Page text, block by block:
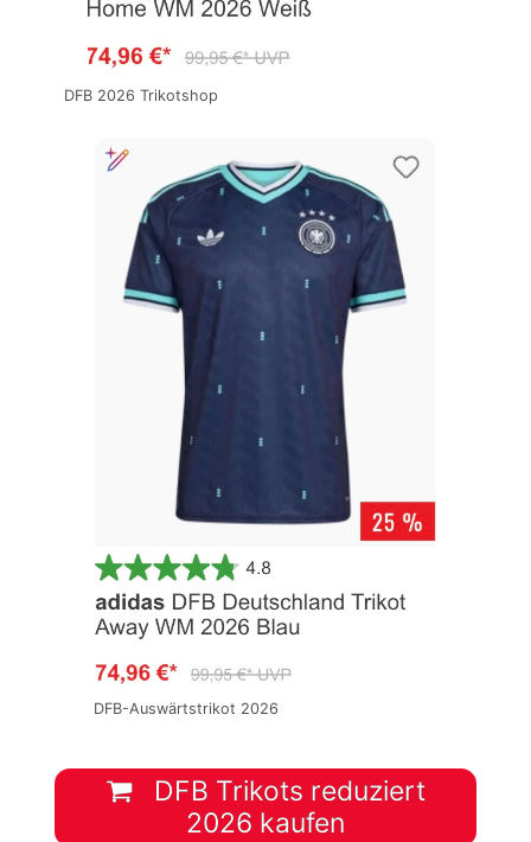
DFB 2026 Trikotshop
DFB-Auswärtstrikot 2026
DFB Trikots reduziert
2026 kaufen